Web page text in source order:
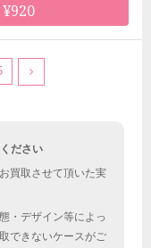
¥920
ださい
買取させて頂いた実
・デザイン等によっ
できないケースがご